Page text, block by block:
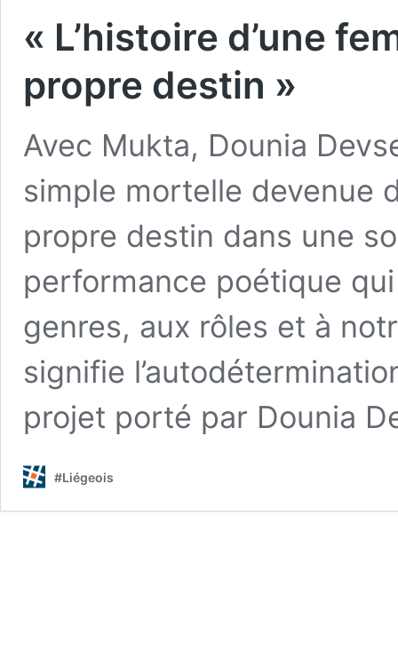
« L’histoire d’une
propre destin »
Avec Mukta, Dounia
simple mortelle devenue
propre destin dans une
performance poétique
genres, aux rôles et à
signifie
projet porté par Dounia
#Liégeois